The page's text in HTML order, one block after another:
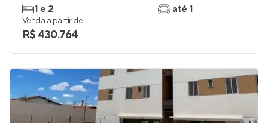
1 e 2
até 1
Venda a partir de
R$ 430.764